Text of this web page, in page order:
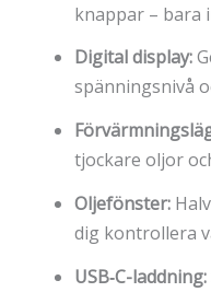
knappar – bara
Digital display:
spänningsnivå
tjockare oljor
Oljefönster:
dig kontrollera
USB‑C-laddning: